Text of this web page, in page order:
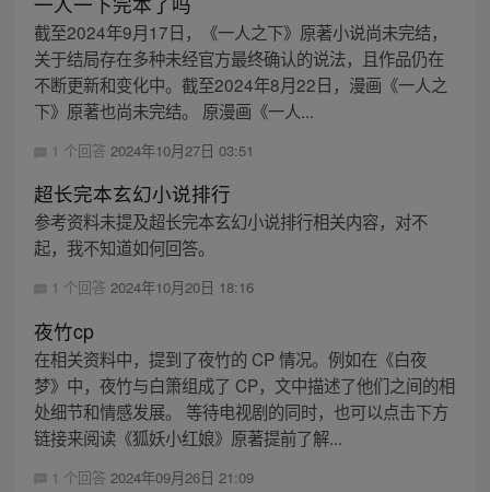
截至2024年9月17日，《一人之下》原著小说尚未完结，
关于结局存在多种未经官方最终确认的说法，且作品仍在
不断更新和变化中。截至2024年8月22日，漫画《一人之
下》原著也尚未完结。 原漫画《一人...
1 个回答 2024年10月27日 03:51
超长完本玄幻小说排行
参考资料未提及超长完本玄幻小说排行相关内容，对不
起，我不知道如何回答。
1 个回答 2024年10月20日 18:16
夜竹cp
在相关资料中，提到了夜竹的 CP 情况。例如在《白夜
梦》中，夜竹与白箫组成了 CP，文中描述了他们之间的相
处细节和情感发展。 等待电视剧的同时，也可以点击下方
链接来阅读《狐妖小红娘》原著提前了解...
1 个回答 2024年09月26日 21:09